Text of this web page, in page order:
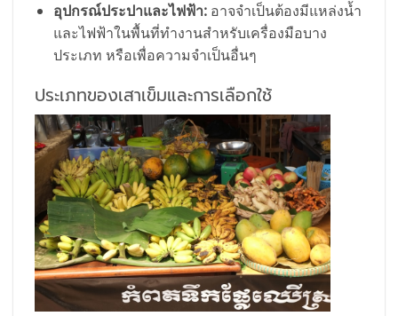
อุปกรณ์ประปาและไฟฟ้า:อาจจำเป็นต้องมีแหล่งน้ำ
และไฟฟ้าในพื้นที่ทำงานสำหรับเครื่องมือบาง
ประเภท หรือเพื่อความจำเป็นอื่นๆ
ประเภทของเสาเข็มและการเลือกใช้